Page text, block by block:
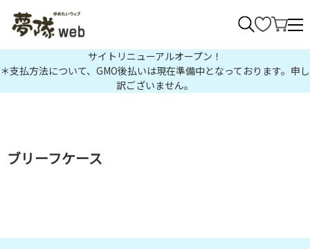
サイトリニューアルオープン！
＊支払方法について、GMO後払いは現在準備中となっております。申し
訳ございません。
ブリーフケース